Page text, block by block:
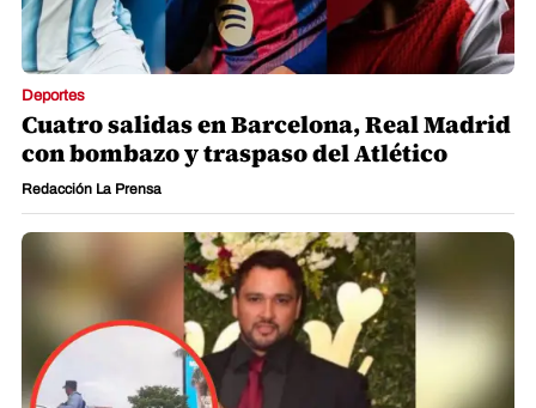
Deportes
Cuatro salidas en Barcelona, Real Madrid
con bombazo y traspaso del Atlético
Redacción La Prensa